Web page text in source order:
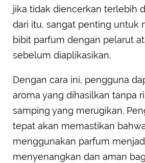
jika tidak diencerkan terlebih
dari itu, sangat penting untuk
bibit parfum dengan pelarut
sebelum diaplikasikan.
Dengan cara ini, pengguna
aroma yang dihasilkan tanpa
samping yang merugikan.
tepat akan memastikan
menggunakan parfum
menyenangkan dan aman